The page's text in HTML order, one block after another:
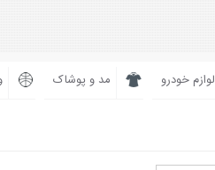
لوازم خودرو مد و پوشاک